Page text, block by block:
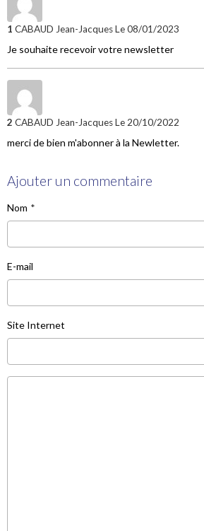
1 CABAUD Jean-JacquesLe 08/01/2023
Je souhaite recevoir votre newsletter
2 CABAUD Jean-JacquesLe 20/10/2022
merci de bien m'abonner à la Newletter.
Ajouter un commentaire
Nom
E-mail
Site Internet